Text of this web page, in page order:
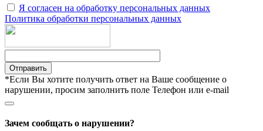
Я согласен на обработку персональных данных
Политика обработки персональных данных
Отправить
*Если Вы хотите получить ответ на Ваше сообщение о
нарушении, просим заполнить поле Телефон или e-mail
Зачем сообщать о нарушении?